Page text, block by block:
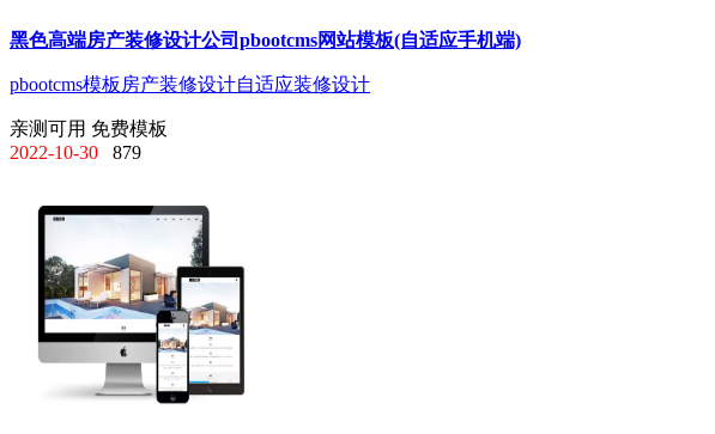
黑色高端房产装修设计公司pbootcms网站模板(自适应手机端)
pbootcms模板 房产装修设计自适应装修设计
亲测可用 免费模板
2022-10-30
879